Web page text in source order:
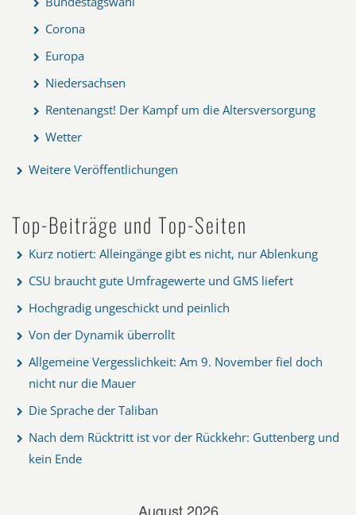
Corona
Europa
Niedersachsen
Rentenangst! Der Kampf um die Altersversorgung
Wetter
Weitere Veröffentlichungen
Top-Beiträge und Top-Seiten
Kurz notiert: Alleingänge gibt es nicht, nur Ablenkung
CSU braucht gute Umfragewerte und GMS liefert
Hochgradig ungeschickt und peinlich
Von der Dynamik überrollt
Allgemeine Vergesslichkeit: Am 9. November fiel doch
nicht nur die Mauer
Die Sprache der Taliban
Nach dem Rücktritt ist vor der Rückkehr: Guttenberg und
kein Ende
August 2026